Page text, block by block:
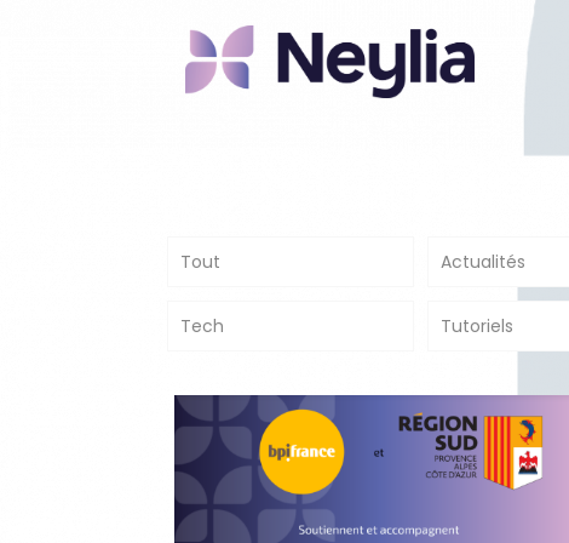
Tout Actualités
Tech Tutoriels